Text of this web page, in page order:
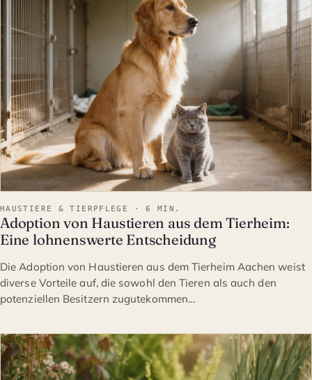
HAUSTIERE & TIERPFLEGE · 6 MIN.
Adoption von Haustieren aus dem Tierheim:
Eine lohnenswerte Entscheidung
Die Adoption von Haustieren aus dem Tierheim Aachen weist
diverse Vorteile auf, die sowohl den Tieren als auch den
potenziellen Besitzern zugutekommen…
HAUSTIERE & TIERPFLEGE